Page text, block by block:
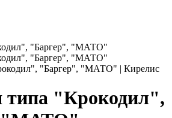
"Баргер", "МАТО"
"Баргер", "МАТО"
типа "Крокодил",